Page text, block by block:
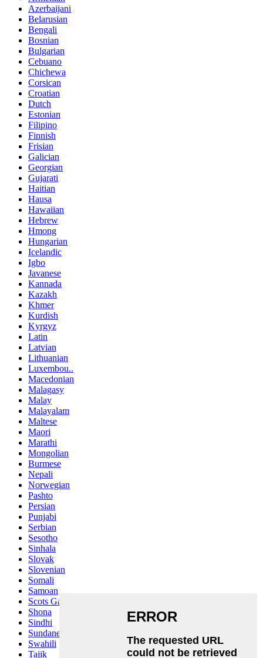
Azerbaijani
Belarusian
Bengali
Bosnian
Bulgarian
Cebuano
Chichewa
Corsican
Croatian
Dutch
Estonian
Filipino
Finnish
Frisian
Galician
Georgian
Gujarati
Haitian
Hausa
Hawaiian
Hebrew
Hmong
Hungarian
Icelandic
Igbo
Javanese
Kannada
Kazakh
Khmer
Kurdish
Kyrgyz
Latin
Latvian
Lithuanian
Luxembou..
Macedonian
Malagasy
Malay
Malayalam
Maltese
Maori
Marathi
Mongolian
Burmese
Nepali
Norwegian
Pashto
Persian
Punjabi
Serbian
Sesotho
Sinhala
Slovak
Slovenian
Somali
Samoan
Scots Gaelic
Shona
Sindhi
Sundanese
Swahili
Tajik